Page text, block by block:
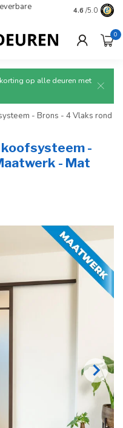
Betrouwbare
4.6 /5.0
0
op alle deuren met
- Brons - 4 Vlaks rond
-
- Mat